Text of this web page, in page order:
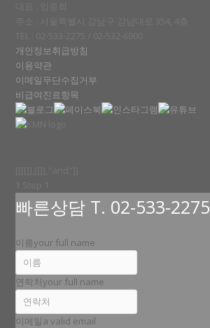
개인정보취급방침
이용약관
이메일무단수집거부
비급여진료항목
빠른상담 T. 02-533-2275
이름your full name
연락처your full name
이메일a valid email